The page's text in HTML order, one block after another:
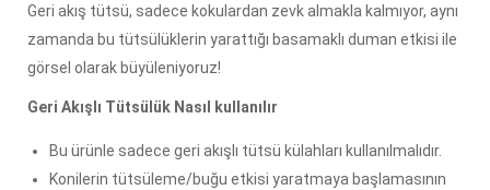
Geri akış tütsü, sadece kokulardan zevk almakla kalmıyor, aynı
zamanda bu tütsülüklerin yarattığı basamaklı duman etkisi ile
görsel olarak büyüleniyoruz!
Geri Akışlı Tütsülük Nasıl kullanılır
Bu ürünle sadece geri akışlı tütsü külahları kullanılmalıdır.
Konilerin tütsüleme/buğu etkisi yaratmaya başlamasının